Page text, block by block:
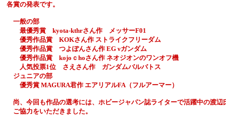
各賞の発表です。
一般の部
最優秀賞 kyota-kthrさん作 メッサーF01
優秀作品賞 KOKさん作 ストライクフリーダム
優秀作品賞 つよぽんさん作 EG νガンダム
優秀作品賞 kojoｃhoさん作 ネオジオンのワンオフ機
人気投票1位 さえさん作 ガンダムバルバトス
ジュニアの部
優秀賞 MAGURA君作 エアリアルFA（フルアーマー）
尚、今回も作品の選考には、ホビージャパン誌ライターで活躍中の渡辺
ご協力をいただきました。